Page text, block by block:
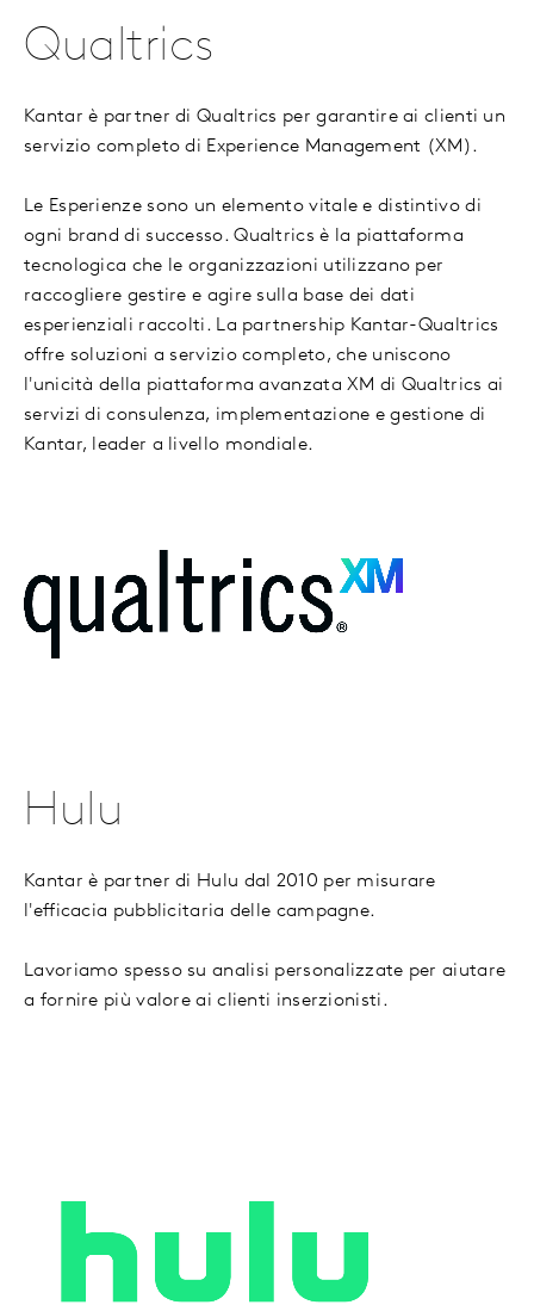
Qualtrics
Kantar è partner di Qualtrics per garantire ai clienti un
servizio completo di Experience Management (XM).
Le Esperienze sono un elemento vitale e distintivo di
ogni brand di successo. Qualtrics è la piattaforma
tecnologica che le organizzazioni utilizzano per
raccogliere gestire e agire sulla base dei dati
esperienziali raccolti. La partnership Kantar-Qualtrics
offre soluzioni a servizio completo, che uniscono
l'unicità della piattaforma avanzata XM di Qualtrics ai
servizi di consulenza, implementazione e gestione di
Kantar, leader a livello mondiale.
Hulu
Kantar è partner di Hulu dal 2010 per misurare
l'efficacia pubblicitaria delle campagne.
Lavoriamo spesso su analisi personalizzate per aiutare
a fornire più valore ai clienti inserzionisti.